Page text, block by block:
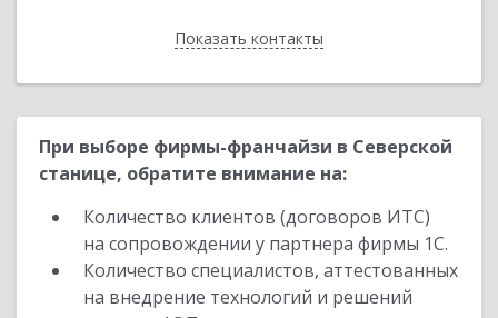
Показать контакты
Назад
При выборе фирмы-франчайзи в Северской
станице, обратите внимание на:
Количество клиентов (договоров ИТС)
на сопровождении у партнера фирмы 1С.
Количество специалистов, аттестованных
на внедрение технологий и решений